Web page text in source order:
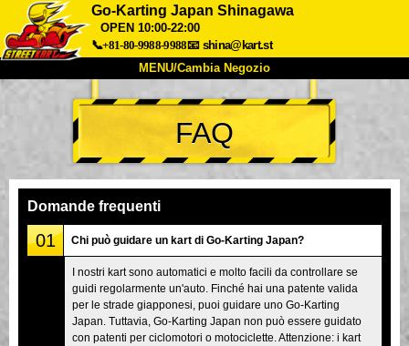
Go-Karting Japan Shinagawa
OPEN 10:00-22:00
📞+81-80-9988-9988📧 shina@kart.st
MENU/Cambia Negozio
Chi Siamo Specifiche Prezzo
Accesso Recensioni
Cambia Negozio
Tokyo Shinagawa Tokyo Akihabara#1
Tokyo Akihabara#2 Tokyo Shibuya
Tokyo Shibuya Annex Tokyo Bay
Tokyo Asakusa Osaka
FAQ
Domande frequenti
01 Chi può guidare un kart di Go-Karting Japan?
I nostri kart sono automatici e molto facili da controllare se
guidi regolarmente un'auto. Finché hai una patente valida
per le strade giapponesi, puoi guidare uno Go-Karting
Japan. Tuttavia, Go-Karting Japan non può essere guidato
con patenti per ciclomotori o motociclette. Attenzione: i kart